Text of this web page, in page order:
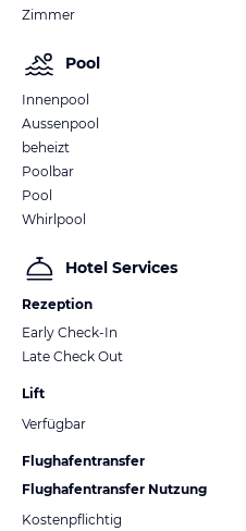
Zimmer
Pool
Innenpool
Aussenpool
beheizt
Poolbar
Pool
Whirlpool
Hotel Services
Rezeption
Early Check-In
Late Check Out
Lift
Verfügbar
Flughafentransfer
Flughafentransfer Nutzung
Kostenpflichtig